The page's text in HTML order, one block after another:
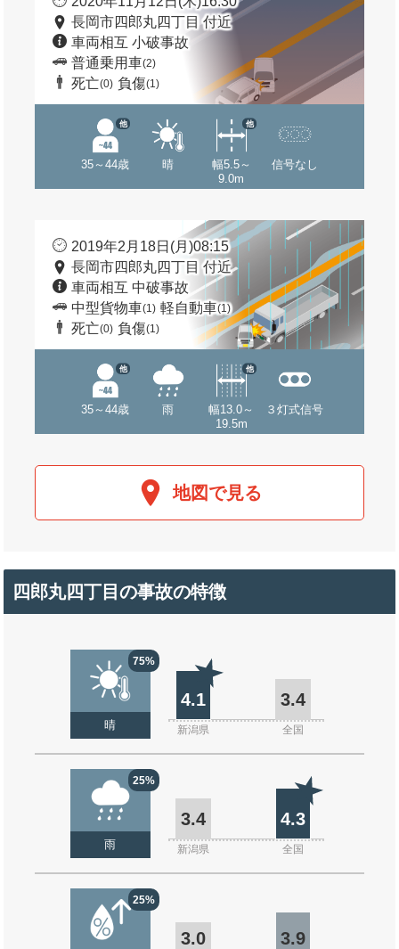
長岡市四郎丸四丁目 付近
車両相互 小破事故
普通乗用車(2)
死亡(0) 負傷(1)
35～44歳
他
晴
幅5.5～
9.0m
他
信号なし
2019年2月18日(月)08:15
長岡市四郎丸四丁目 付近
車両相互 中破事故
中型貨物車(1) 軽自動車(1)
死亡(0) 負傷(1)
35～44歳
他
雨
幅13.0～
19.5m
他
３灯式信号
地図で見る
四郎丸四丁目の事故の特徴
75%
晴
4.1 3.4
新潟県 全国
25%
雨
3.4 4.3
新潟県 全国
25%
3.0 3.9